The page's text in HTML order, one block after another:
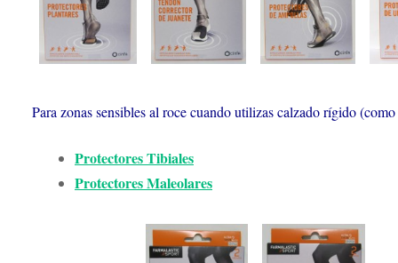
Para zonas sensibles al roce cuando utilizas calzado rígido
Protectores Tibiales
Protectores Maleolares